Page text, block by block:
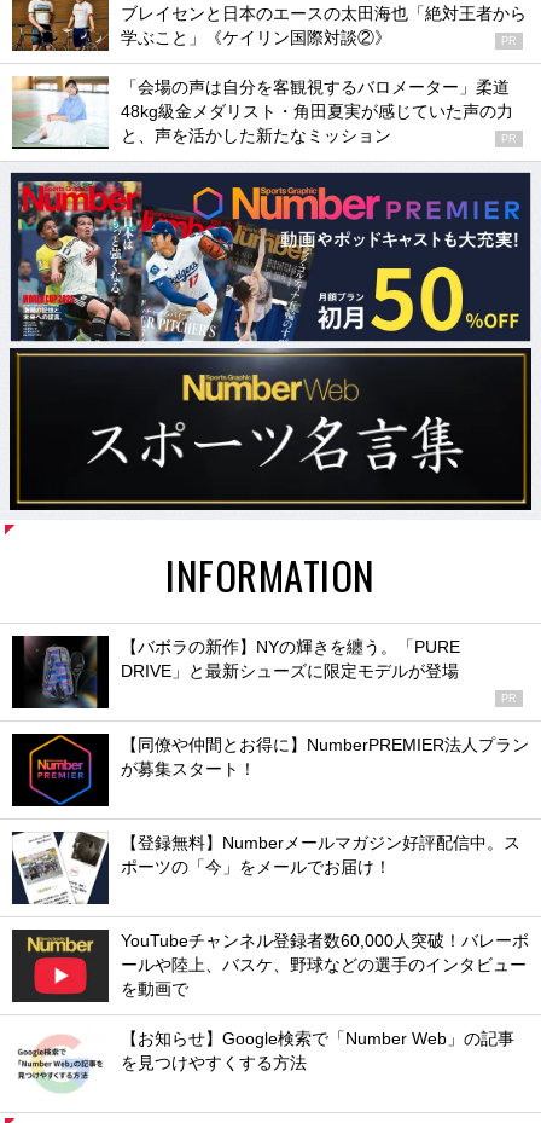
ブレイセンと日本のエースの太田海也「絶対王者から
学ぶこと」《ケイリン国際対談②》
PR
「会場の声は自分を客観視するバロメーター」柔道
48kg級金メダリスト・角田夏実が感じていた声の力
と、声を活かした新たなミッション
PR
INFORMATION
【バボラの新作】NYの輝きを纏う。「PURE
DRIVE」と最新シューズに限定モデルが登場
PR
【同僚や仲間とお得に】NumberPREMIER法人プラン
が募集スタート！
【登録無料】Numberメールマガジン好評配信中。ス
ポーツの「今」をメールでお届け！
YouTubeチャンネル登録者数60,000人突破！バレーボ
ールや陸上、バスケ、野球などの選手のインタビュー
を動画で
【お知らせ】Google検索で「Number Web」の記事
を見つけやすくする方法